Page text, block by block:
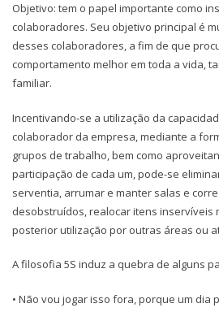
Objetivo: tem o papel importante como
colaboradores. Seu objetivo principal é
desses colaboradores, a fim de que
comportamento melhor em toda a vida,
familiar.
Incentivando-se a utilização da
colaborador da empresa, mediante a
grupos de trabalho, bem como
participação de cada um, pode-se
serventia, arrumar e manter salas e
desobstruídos, realocar itens inservíveis
posterior utilização por outras áreas ou
A filosofia 5S induz a quebra de alguns
• Não vou jogar isso fora, porque um dia